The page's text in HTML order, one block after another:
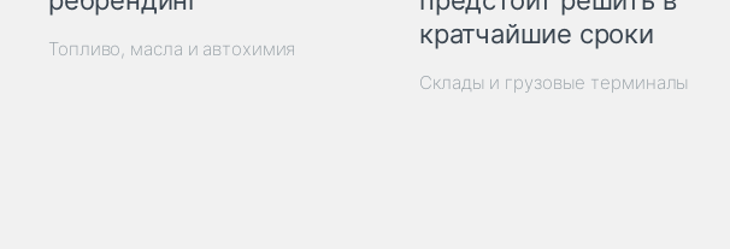
Топливо, масла и автохимия
кратчайшие сроки
Склады и грузовые терминалы